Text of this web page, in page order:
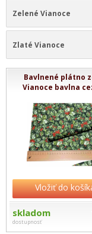
Zelené Vianoce
Zlaté Vianoce
Bavlnené plátno
Vianoce bavlna
Vložiť do
skladom
dostupnosť